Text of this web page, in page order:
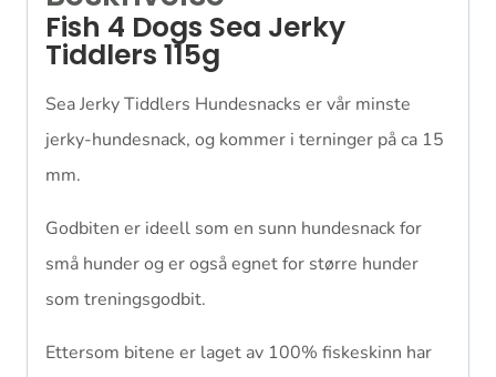
Fish 4 Dogs Sea Jerky
Tiddlers 115g
Sea Jerky Tiddlers Hundesnacks er vår minste
jerky-hundesnack, og kommer i terninger på ca 15
mm.
Godbiten er ideell som en sunn hundesnack for
små hunder og er også egnet for større hunder
som treningsgodbit.
Ettersom bitene er laget av 100% fiskeskinn har